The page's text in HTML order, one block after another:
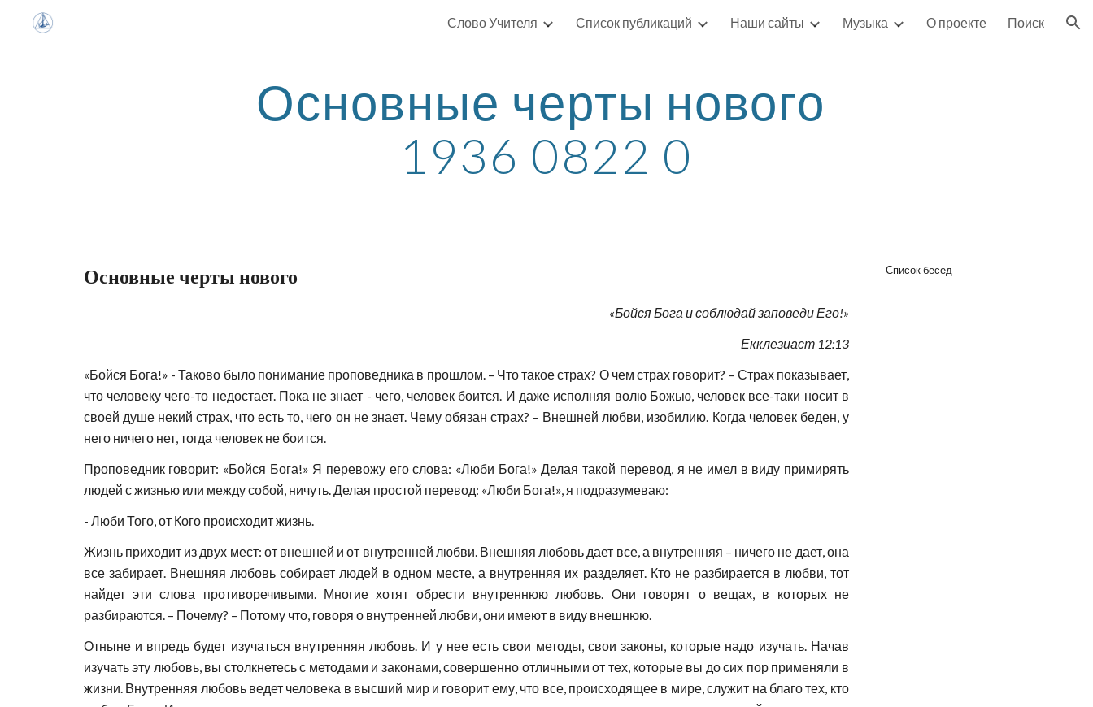
Skip to main content Skip to navigation
Слово Учителя Список публикаций Наши сайты Музыка О проекте Поиск
Основные черты нового
1936 0822 0
Основные черты нового
«Бойся Бога и соблюдай заповеди Его!»
Екклезиаст 12:13
«Бойся Бога!» - Таково было понимание проповедника в прошлом. – Что такое страх? О чем страх говорит? – Страх показывает,
что человеку чего-то недостает. Пока не знает - чего, человек боится. И даже исполняя волю Божью, человек все-таки носит в
своей душе некий страх, что есть то, чего он не знает. Чему обязан страх? – Внешней любви, изобилию. Когда человек беден, у
него ничего нет, тогда человек не боится.
Проповедник говорит: «Бойся Бога!» Я перевожу его слова: «Люби Бога!» Делая такой перевод, я не имел в виду примирять
людей с жизнью или между собой, ничуть. Делая простой перевод: «Люби Бога!», я подразумеваю:
- Люби Того, от Кого происходит жизнь.
Жизнь приходит из двух мест: от внешней и от внутренней любви. Внешняя любовь дает все, а внутренняя – ничего не дает, она
все забирает. Внешняя любовь собирает людей в одном месте, а внутренняя их разделяет. Кто не разбирается в любви, тот
найдет эти слова противоречивыми. Многие хотят обрести внутреннюю любовь. Они говорят о вещах, в которых не
разбираются. – Почему? – Потому что, говоря о внутренней любви, они имеют в виду внешнюю.
Отныне и впредь будет изучаться внутренняя любовь. И у нее есть свои методы, свои законы, которые надо изучать. Начав
изучать эту любовь, вы столкнетесь с методами и законами, совершенно отличными от тех, которые вы до сих пор применяли в
жизни. Внутренняя любовь ведет человека в высший мир и говорит ему, что все, происходящее в мире, служит на благо тех, кто
Список бесед